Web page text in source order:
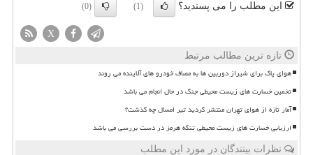
این مطلب را می پسندید؟ (1)
(0)
X
تازه ترین مطالب مرتبط
هوای پاک برای شیراز دوربین ها به مصاف خودرو های آلاینده می روند
تخمین خسارت های زیست محیطی جنگ در حال انجام می باشد
آمار تازه از هوای تهران منتشر گردید تیر امسال چه گذشت؟
ارزیابی خسارت های زیست محیطی تنگه هرمز در دست بررسی می باشد
نظرات بینندگان در مورد این مطلب